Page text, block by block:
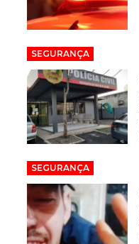
SEGURANÇA
SEGURANÇA